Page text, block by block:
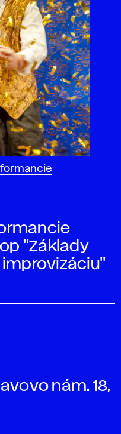
"Základy
improvizáciu"
nám. 18,